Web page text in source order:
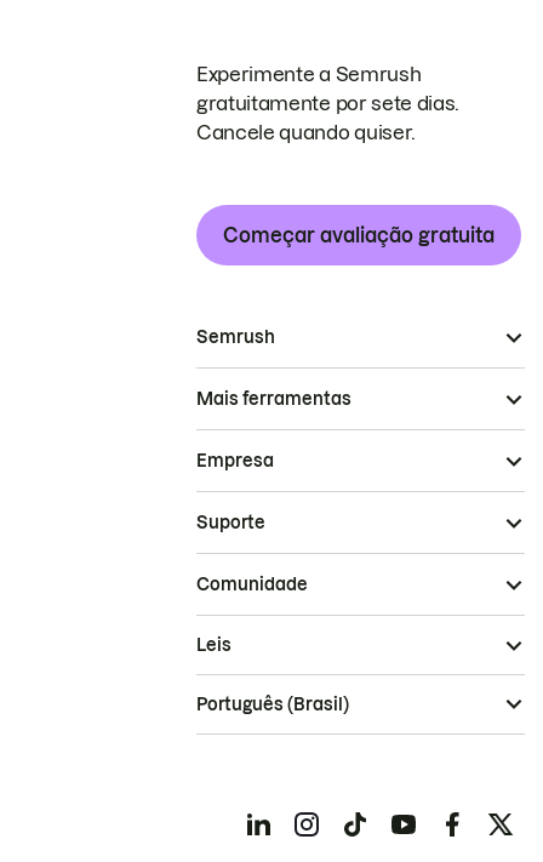
Experimente a Semrush
gratuitamente por sete dias.
Cancele quando quiser.
Começar avaliação gratuita
Semrush
Mais ferramentas
Empresa
Suporte
Comunidade
Leis
Português (Brasil)